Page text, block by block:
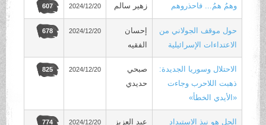
وهمُ همُ... فاحذروهم زهير سالم 2024/12/20
607
حول موقف الجولاني من
الاعتداءات الإسرائيلية
إحسان
الفقيه
2024/12/20
678
الاحتلال وسوريا الجديدة:
ذهبت اللاحرب وجاءت
«الأيدي الخطأ»
صبحي
حديدي
2024/12/20
825
الحل هو نبذ الاستبداد
عبد العزيز
2024/12/20
774